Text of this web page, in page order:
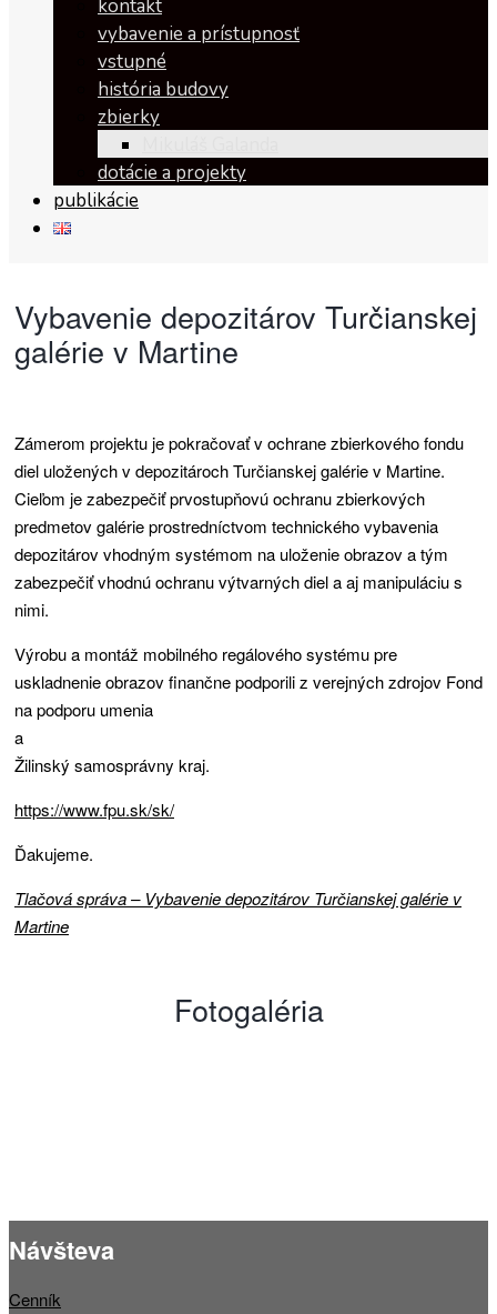
kontakt
vybavenie a prístupnosť
vstupné
história budovy
zbierky
dotácie a projekty
publikácie
depozitárov
Turčianskej
galérie
v
Martine
Vybavenie depozitárov Turčianskej
galérie v Martine
Zámerom projektu je pokračovať v ochrane zbierkového fondu
diel uložených v depozitároch Turčianskej galérie v Martine.
Cieľom je zabezpečiť prvostupňovú ochranu zbierkových
predmetov galérie prostredníctvom technického vybavenia
depozitárov vhodným systémom na uloženie obrazov a tým
zabezpečiť vhodnú ochranu výtvarných diel a aj manipuláciu s
nimi.
Výrobu a montáž mobilného regálového systému pre
uskladnenie obrazov finančne podporili z verejných zdrojov Fond
na podporu umenia
a
Žilinský samosprávny kraj.
https://www.fpu.sk/sk/
Ďakujeme.
Tlačová správa – Vybavenie depozitárov Turčianskej galérie v
Martine
Fotogaléria
Návšteva
Cenník